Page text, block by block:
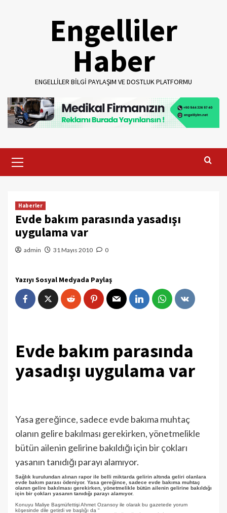
Engelliler
Haber
ENGELLILER BILGI PAYLAŞIM VE DOSTLUK PLATFORMU
Menu
Haberler
Evde bakım parasında yasadışı
uygulama var
admin 31 Mayıs 2010 0
Yazıyı Sosyal Medyada Paylaş
Evde bakım parasında
yasadışı uygulama var
Yasa gereğince, sadece evde bakıma muhtaç
olanın gelire bakılması gerekirken, yönetmelikle
bütün ailenin gelirine bakıldığı için bir çokları
yasanın tanıdığı parayı alamıyor.
Sağlık kurulundan alınan rapor ile belli miktarda gelirin altında geliri olanlara
evde bakım parası ödeniyor. Yasa gereğince, sadece evde bakıma muhtaç
olanın gelire bakılması gerekirken, yönetmelikle bütün ailenin gelirine bakıldığı
için bir çokları yasanın tanıdığı parayı alamıyor.
Konuyu Maliye Başmüfettişi Ahmet Ozansoy ile olarak bu gazetede yorum
köşesinde dile getirdi ve başlığı da “